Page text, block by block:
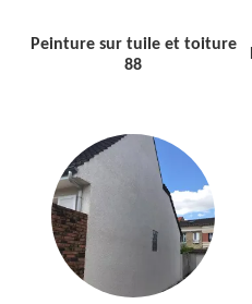
Peinture sur tuile et toiture
88